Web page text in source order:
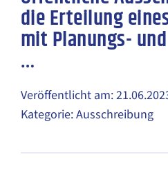
die Erteilung
mit Planungs-
…
Veröffentlicht am:
Kategorie: Ausschreibung